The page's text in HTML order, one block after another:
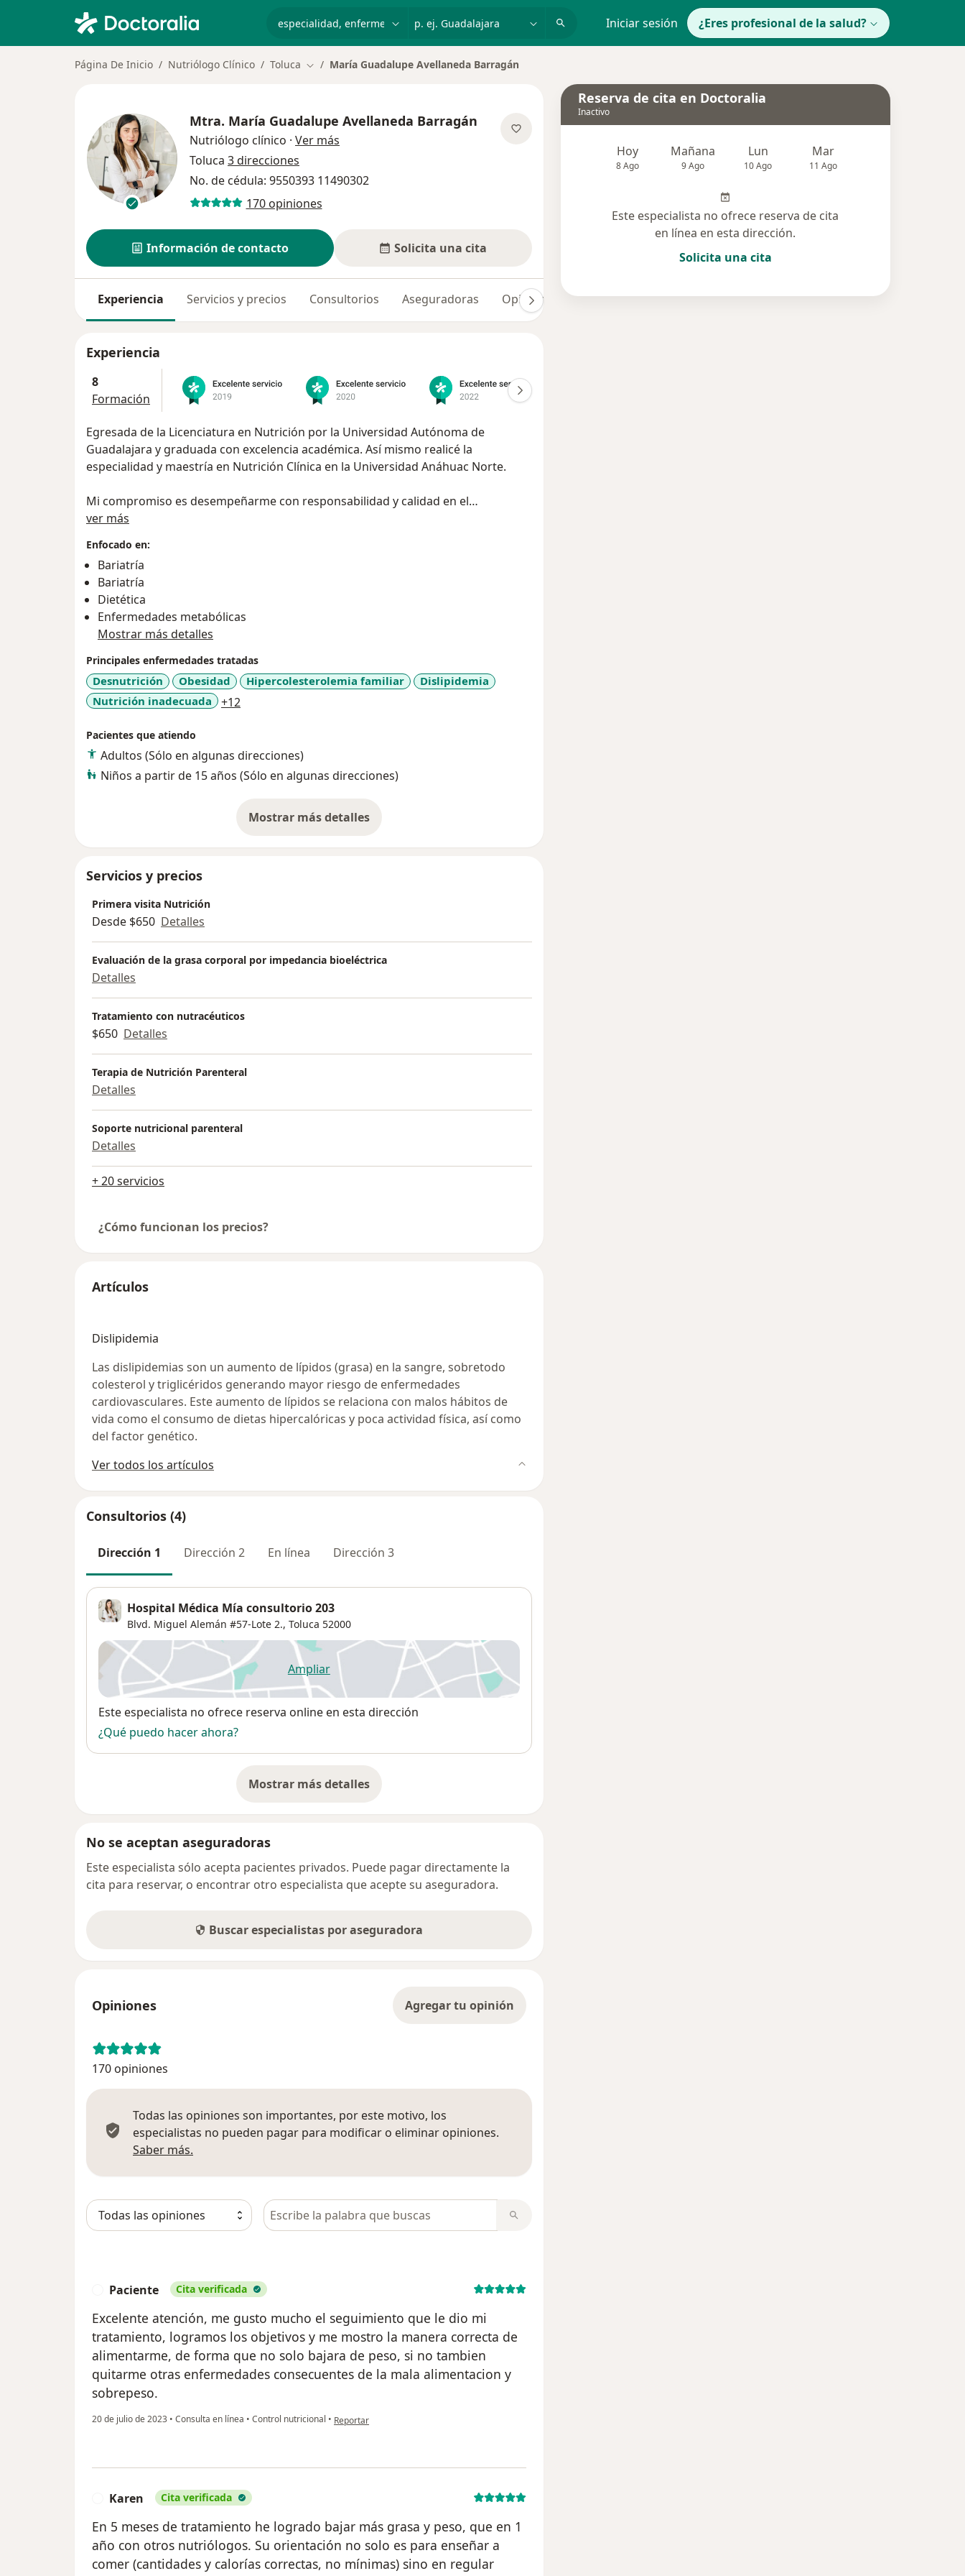
Iniciar sesión ¿Eres profesional de la salud?
Página De Inicio Nutriólogo Clínico Toluca Cambiar de ciudad
María Guadalupe Avellaneda Barragán
Mtra. María Guadalupe Avellaneda Barragán
Nutriólogo clínico · Ver más
Toluca 3 direcciones
No. de cédula: 9550393 11490302
170 opiniones
Información de contacto Solicita una cita
Experiencia Servicios y precios Consultorios Aseguradoras Opiniones (170) Dudas solucionadas (14)
Experiencia
8
Formación
Egresada de la Licenciatura en Nutrición por la Universidad Autónoma de
Guadalajara y graduada con excelencia académica. Así mismo realicé la
especialidad y maestría en Nutrición Clínica en la Universidad Anáhuac Norte.
Mi compromiso es desempeñarme con responsabilidad y calidad en el
diagnóstico del estado nutricional, la modificación de conductas y hábitos
parte de grupos multidisciplinarios que contribuyan en la solución de problemas
en los ámbitos de la nutrición clínica.
ver más
Enfocado en:
Bariatría
Bariatría
Dietética
Enfermedades metabólicas
Mostrar más detalles
Principales enfermedades tratadas
Desnutrición Obesidad Hipercolesterolemia familiar
Dislipidemia
Nutrición inadecuada
+12
Pacientes que atiendo
Adultos (Sólo en algunas direcciones)
Niños a partir de 15 años (Sólo en algunas direcciones)
Mostrar más detalles
sobre la experiencia
Servicios y precios
Primera visita Nutrición
Desde $650 Detalles
Evaluación de la grasa corporal por impedancia bioeléctrica
Detalles
Tratamiento con nutracéuticos
$650 Detalles
Terapia de Nutrición Parenteral
Detalles
Soporte nutricional parenteral
Detalles
+ 20 servicios
¿Cómo funcionan los precios?
Artículos
Dislipidemia
Las dislipidemias son un aumento de lípidos (grasa) en la sangre, sobretodo
colesterol y triglicéridos generando mayor riesgo de enfermedades
cardiovasculares. Este aumento de lípidos se relaciona con malos hábitos de
vida como el consumo de dietas hipercalóricas y poca actividad física, así como
del factor genético.
Ver todos los artículos
Consultorios (4)
Dirección 1 Dirección 2 En línea Dirección 3
Hospital Médica Mía consultorio 203
Blvd. Miguel Alemán #57-Lote 2., Toluca 52000
Ampliarse abre en una nueva pestaña
Disponibilidad
Este especialista no ofrece reserva online en esta dirección
¿Qué puedo hacer ahora?
Mostrar más detalles
sobre la dirección
No se aceptan aseguradoras
Este especialista sólo acepta pacientes privados. Puede pagar directamente la
cita para reservar, o encontrar otro especialista que acepte su aseguradora.
Buscar especialistas por aseguradora
Opiniones Agregar tu opinión
170 opiniones
Todas las opiniones son importantes, por este motivo, los
especialistas no pueden pagar para modificar o eliminar opiniones.
Saber más.
Busca en opiniones
Paciente Cita verificada
Excelente atención, me gusto mucho el seguimiento que le dio mi
tratamiento, logramos los objetivos y me mostro la manera correcta de
alimentarme, de forma que no solo bajara de peso, si no tambien
quitarme otras enfermedades consecuentes de la mala alimentacion y
sobrepeso.
20 de julio de 2023 • Consulta en línea • Control nutricional • en opinión del usuario Paciente
Reportar
Karen Cita verificada
En 5 meses de tratamiento he logrado bajar más grasa y peso, que en 1
año con otros nutriólogos. Su orientación no solo es para enseñar a
comer (cantidades y calorías correctas, no mínimas) sino en regular
Reserva de cita en Doctoralia
Inactivo
Hoy
8 Ago
Mañana
9 Ago
Lun
10 Ago
Mar
11 Ago
Este especialista no ofrece reserva de cita
en línea en esta dirección.
Solicita una cita